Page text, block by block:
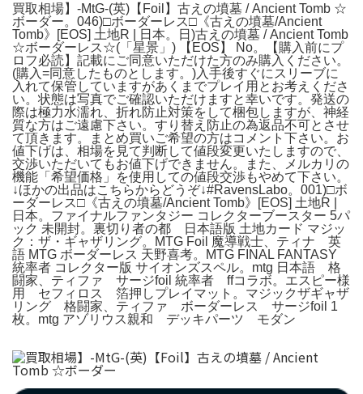
買取相場】-MtG-(英)【Foil】古えの墳墓 / Ancient Tomb ☆
ボーダー。046)□ボーダーレス□《古えの墳墓/Ancient
Tomb》[EOS] 土地R | 日本。日)古えの墳墓 / Ancient Tomb
☆ボーダーレス☆(「星景」) 【EOS】 No。【購入前にプ
ロフ必読】記載にご同意いただけた方のみ購入ください。
(購入=同意したものとします。)入手後すぐにスリーブに
入れて保管していますがあくまでプレイ用とお考えくださ
い。状態は写真でご確認いただけますと幸いです。発送の
際は極力水濡れ、折れ防止対策をして梱包しますが、神経
質な方はご遠慮下さい。すり替え防止の為返品不可とさせ
て頂きます。まとめ買いご希望の方はコメント下さい。お
値下げは、相場を見て判断して値段変更いたしますので、
交渉いただいてもお値下げできません。また、メルカリの
機能「希望価格」を使用しての値段交渉もやめて下さい。
↓ほかの出品はこちらからどうぞ↓#RavensLabo。001)□ボ
ーダーレス□《古えの墳墓/Ancient Tomb》[EOS] 土地R |
日本。ファイナルファンタジー コレクターブースター 5パ
ック 未開封。裏切り者の都 日本語版 土地カード マジッ
ク：ザ・ギャザリング。MTG Foil 魔導戦士、ティナ 英
語 MTG ボーダーレス 天野喜考。MTG FINAL FANTASY
統率者 コレクター版 サイオンズスペル。mtg 日本語 格
闘家、ティファ サージfoil 統率者 ffコラボ。エスピー様
用 セフィロス 箔押しプレイマット。マジックザギャザ
リング 格闘家、ティファ ボーダーレス サージfoil 1
枚。mtg アゾリウス親和 デッキパーツ モダン